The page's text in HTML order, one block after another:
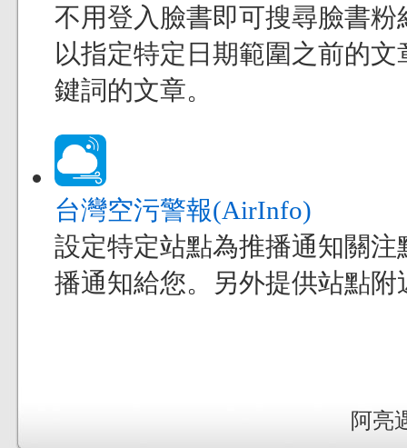
不用登入臉書即可搜尋臉書
以指定特定日期範圍之前的
鍵詞的文章。
台灣空污警報(AirInfo)
設定特定站點為推播通知關
播通知給您。另外提供站點
阿亮